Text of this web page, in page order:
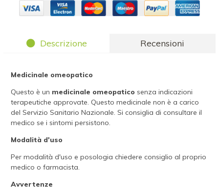
Descrizione Recensioni
Medicinale omeopatico
Questo è un medicinale omeopatico senza indicazioni
terapeutiche approvate. Questo medicinale non è a carico
del Servizio Sanitario Nazionale. Si consiglia di consultare il
medico se i sintomi persistono.
Modalità d'uso
Per modalità d'uso e posologia chiedere consiglio al proprio
medico o farmacista.
Avvertenze